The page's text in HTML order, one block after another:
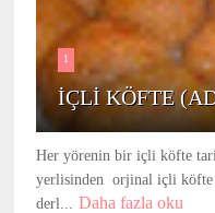
1
İÇLİ KÖFTE
Her yörenin bir içli köfte
yerlisinden orjinal içli köfte
derl...
Daha fazla oku